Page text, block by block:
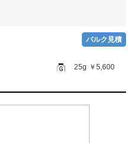
バルク見積
25g ￥5,600